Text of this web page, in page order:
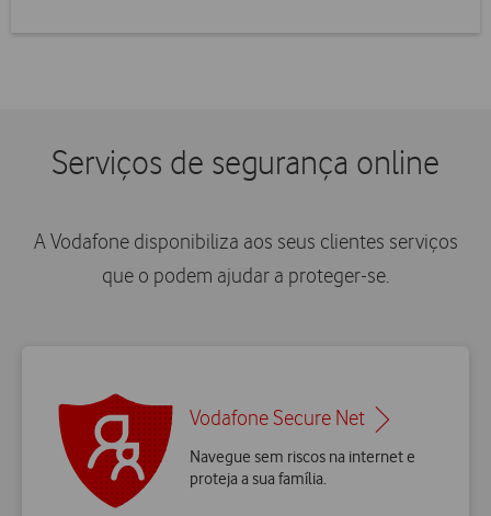
Serviços de segurança online
A Vodafone disponibiliza aos seus clientes serviços
que o podem ajudar a proteger-se.
Vodafone Secure Net
Navegue sem riscos na internet e
proteja a sua família.